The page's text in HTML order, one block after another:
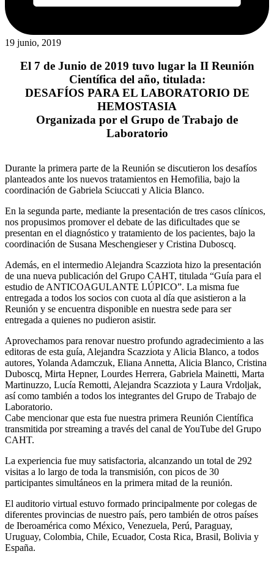
19 junio, 2019
El 7 de Junio de 2019 tuvo lugar la II Reunión
Científica del año, titulada:
DESAFÍOS PARA EL LABORATORIO DE
HEMOSTASIA
Organizada por el Grupo de Trabajo de
Laboratorio
Durante la primera parte de la Reunión se discutieron los desafíos
planteados ante los nuevos tratamientos en Hemofilia, bajo la
coordinación de Gabriela Sciuccati y Alicia Blanco.
En la segunda parte, mediante la presentación de tres casos clínicos,
nos propusimos promover el debate de las dificultades que se
presentan en el diagnóstico y tratamiento de los pacientes, bajo la
coordinación de Susana Meschengieser y Cristina Duboscq.
Además, en el intermedio Alejandra Scazziota hizo la presentación
de una nueva publicación del Grupo CAHT, titulada “Guía para el
estudio de ANTICOAGULANTE LÚPICO”. La misma fue
entregada a todos los socios con cuota al día que asistieron a la
Reunión y se encuentra disponible en nuestra sede para ser
entregada a quienes no pudieron asistir.
Aprovechamos para renovar nuestro profundo agradecimiento a las
editoras de esta guía, Alejandra Scazziota y Alicia Blanco, a todos
autores, Yolanda Adamczuk, Eliana Annetta, Alicia Blanco, Cristina
Duboscq, Mirta Hepner, Lourdes Herrera, Gabriela Mainetti, Marta
Martinuzzo, Lucía Remotti, Alejandra Scazziota y Laura Vrdoljak,
así como también a todos los integrantes del Grupo de Trabajo de
Laboratorio.
Cabe mencionar que esta fue nuestra primera Reunión Científica
transmitida por streaming a través del canal de YouTube del Grupo
CAHT.
La experiencia fue muy satisfactoria, alcanzando un total de 292
visitas a lo largo de toda la transmisión, con picos de 30
participantes simultáneos en la primera mitad de la reunión.
El auditorio virtual estuvo formado principalmente por colegas de
diferentes provincias de nuestro país, pero también de otros países
de Iberoamérica como México, Venezuela, Perú, Paraguay,
Uruguay, Colombia, Chile, Ecuador, Costa Rica, Brasil, Bolivia y
España.